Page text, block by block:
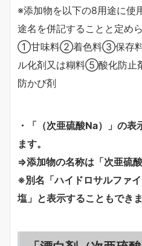
※添加物を以下の8用途に使
途名を併記することと定め
①甘味料②着色料③保存料
ル化剤又は糊料⑤酸化防
防かび剤
・「（次亜硫酸Na）」の
ます。
⇒添加物の名称は「次亜硫
※別名「ハイドロサルファ
塩」と表示することもできま